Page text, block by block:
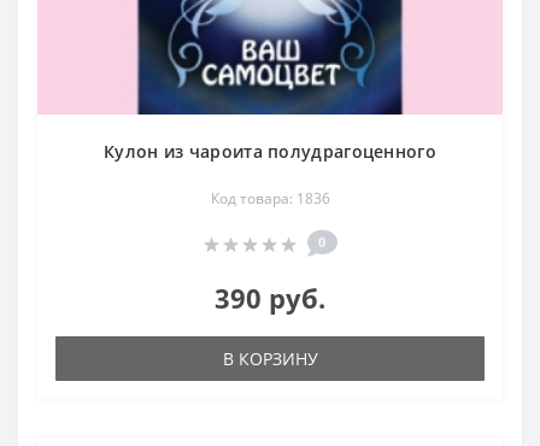
Кулон из чароита полудрагоценного
Код товара: 1836
0
390 руб.
В КОРЗИНУ